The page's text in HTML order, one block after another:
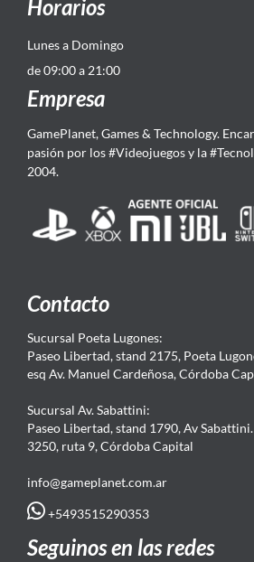
Horarios
Lunes a Domingo
de 09:00 a 21:00
Empresa
GamePlanet, Games & Technology.
pasión por los #Videojuegos y la
2004.
Contacto
Sucursal Poeta Lugones:
Paseo Libertad, stand 2175, Poeta
esq Av. Manuel Cardeñosa, Córdoba
Sucursal Av. Sabattini:
Paseo Libertad, stand 1790, Av
3250, ruta 9, Córdoba Capital
info@gameplanet.com.ar
+5493515290353
Seguinos en las redes